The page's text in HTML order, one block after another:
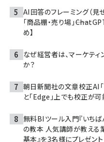
AI回答のフレーミング（見
「商品棚・売り場」
め】
なぜ経営者は、マーケテ
か？
朝日新聞社の文章校正AI
と「Edge」上でも校正が
無料BIツール入門『いち
の教本 人気講師が教える
基本』を3名様にプレゼント